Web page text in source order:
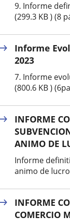
9. Informe
(299.3 KB ) (8
Informe
2023
7. Informe
(800.6 KB )
INFORME
ANIMO DE
Informe
animo de lucro
INFORME
COMERCIO